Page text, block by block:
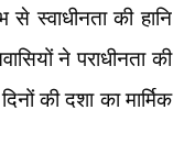
स्वाधीनता की हानि
ने पराधीनता की
की दशा का मार्मिक